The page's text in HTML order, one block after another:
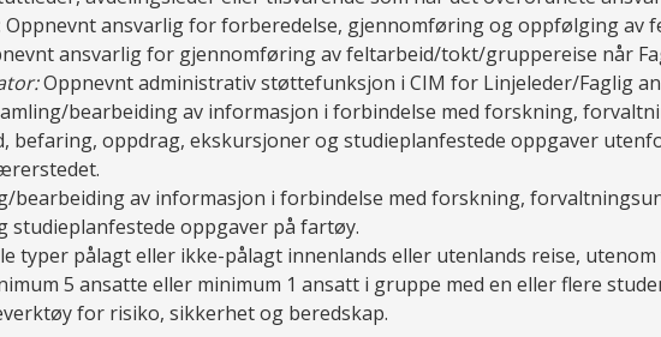
Oppnevnt ansvarlig for forberedelse, gjennomføring og oppfølging av
ansvarlig for gjennomføring av feltarbeid/tokt/gruppereise når
Oppnevnt administrativ støttefunksjon i CIM for Linjeleder/Faglig
bearbeiding av informasjon i forbindelse med forskning,
befaring, oppdrag, ekskursjoner og studieplanfestede oppgaver
bearbeiding av informasjon i forbindelse med forskning,
studieplanfestede oppgaver på fartøy.
typer pålagt eller ikke-pålagt innenlands eller utenlands reise,
5 ansatte eller minimum 1 ansatt i gruppe med en eller flere
for risiko, sikkerhet og beredskap.